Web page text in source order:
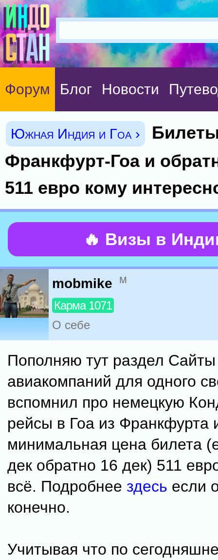
Форум Блог Новости
Южная Индия и Гоа ›
Франкфурт-Гоа и
511 евро кому
🔥 Визы в
mobmike м
Карма 1071
О себе
Пополняю тут раздел Сайты
авиакомпаний для одного
вспомнил про немецкую
рейсы в Гоа из Франкфурта
минимальная цена билета
дек обратно 16 дек) 511
всё. Подробнее здесь если
конечно.
Учитывая что по